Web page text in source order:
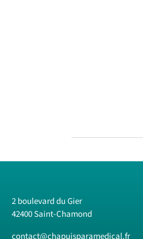
2 boulevard du Gier
42400 Saint-Chamond
contact@chapuisparamedical.fr